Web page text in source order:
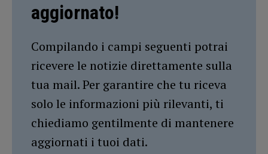
aggiornato!
Compilando i campi seguenti potrai
ricevere le notizie direttamente sulla
tua mail. Per garantire che tu riceva
solo le informazioni più rilevanti, ti
chiediamo gentilmente di mantenere
aggiornati i tuoi dati.